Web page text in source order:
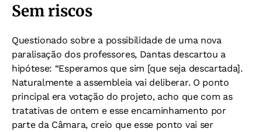
Sem riscos
Questionado sobre a possibilidade de uma nova
paralisação dos professores, Dantas descartou a
hipótese: “Esperamos que sim [que seja descartada].
Naturalmente a assembleia vai deliberar. O ponto
principal era votação do projeto, acho que com as
tratativas de ontem e esse encaminhamento por
parte da Câmara, creio que esse ponto vai ser